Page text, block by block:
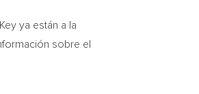
ya están a la
sobre el